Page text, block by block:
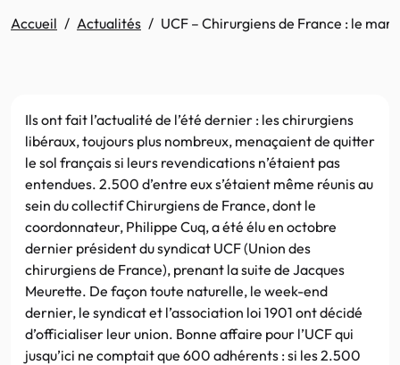
Accueil Actualités UCF – Chirurgiens de France : le
Ils ont fait l’actualité de l’été dernier : les chirurgiens
libéraux, toujours plus nombreux, menaçaient de quitter
le sol français si leurs revendications n’étaient pas
entendues. 2.500 d’entre eux s’étaient même réunis au
sein du collectif Chirurgiens de France, dont le
coordonnateur, Philippe Cuq, a été élu en octobre
dernier président du syndicat UCF (Union des
chirurgiens de France), prenant la suite de Jacques
Meurette. De façon toute naturelle, le week-end
dernier, le syndicat et l’association loi 1901 ont décidé
d’officialiser leur union. Bonne affaire pour l’UCF qui
jusqu’ici ne comptait que 600 adhérents : si les 2.500